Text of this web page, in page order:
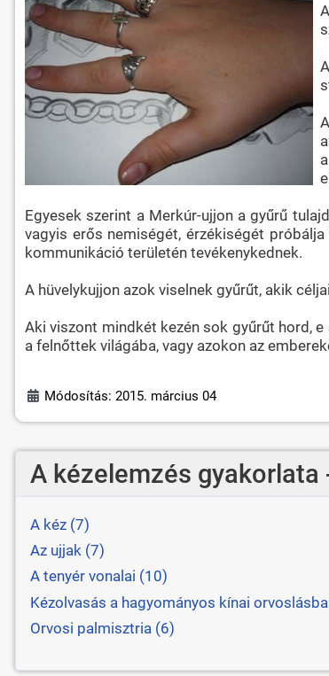
Egyesek szerint a Merkúr-ujjon a gyűrű
vagyis erős nemiségét, érzékiségét
kommunikáció területén tevékenykednek.
A hüvelykujjon azok viselnek gyűrűt, akik
Aki viszont mindkét kezén sok gyűrűt hord,
a felnőttek világába, vagy azokon az
Módosítás: 2015. március 04
A kézelemzés gyakorlata
A kéz (7)
Az ujjak (7)
A tenyér vonalai (10)
Kézolvasás a hagyományos kínai
Orvosi palmisztria (6)